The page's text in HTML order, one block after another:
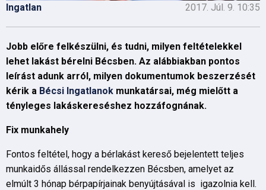
Ingatlan 2017. Júl. 9. 10:35
Jobb előre felkészülni, és tudni, milyen feltételekkel
lehet lakást bérelni Bécsben. Az alábbiakban pontos
leírást adunk arról, milyen dokumentumok beszerzését
kérik a Bécsi Ingatlanok munkatársai, még mielőtt a
tényleges lakáskereséshez hozzáfognának.
Fix munkahely
Fontos feltétel, hogy a bérlakást kereső bejelentett teljes
munkaidős állással rendelkezzen Bécsben, amelyet az
elmúlt 3 hónap bérpapírjainak benyújtásával is igazolnia kell.